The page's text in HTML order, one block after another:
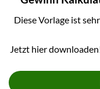
Diese Vorlage ist
Jetzt hier